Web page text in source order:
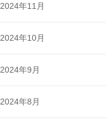
2024年11月
2024年10月
2024年9月
2024年8月